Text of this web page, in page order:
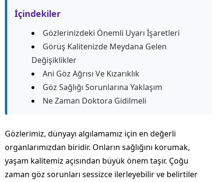
İçindekiler
Gözlerinizdeki Önemli Uyarı İşaretleri
Görüş Kalitenizde Meydana Gelen
Değişiklikler
Ani Göz Ağrısı Ve Kızarıklık
Göz Sağlığı Sorunlarına Yaklaşım
Ne Zaman Doktora Gidilmeli
Gözlerimiz, dünyayı algılamamız için en değerli
organlarımızdan biridir. Onların sağlığını korumak,
yaşam kalitemiz açısından büyük önem taşır. Çoğu
zaman göz sorunları sessizce ilerleyebilir ve belirtiler